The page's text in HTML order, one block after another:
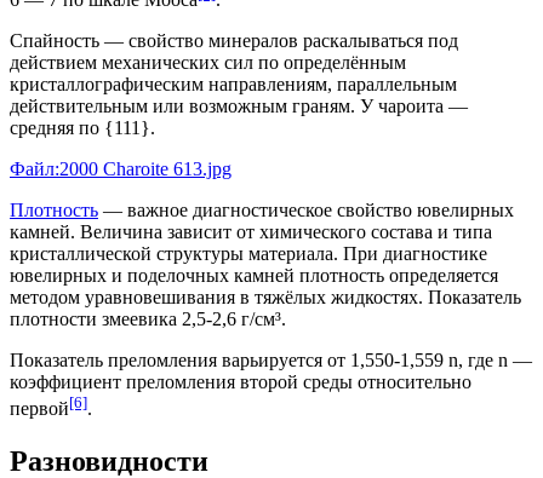
Спайность — свойство минералов раскалываться под
действием механических сил по определённым
кристаллографическим направлениям, параллельным
действительным или возможным граням. У чароита —
средняя по {111}.
Файл:2000 Charoite 613.jpg
Плотность — важное диагностическое свойство ювелирных
камней. Величина зависит от химического состава и типа
кристаллической структуры материала. При диагностике
ювелирных и поделочных камней плотность определяется
методом уравновешивания в тяжёлых жидкостях. Показатель
плотности змеевика 2,5-2,6 г/см³.
Показатель преломления варьируется от 1,550-1,559 n, где n —
коэффициент преломления второй среды относительно
первой[6].
Разновидности